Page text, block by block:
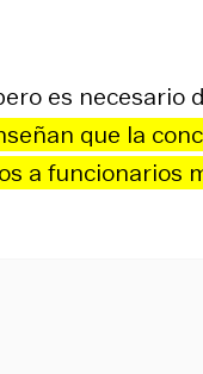
es
que la
a funcionarios